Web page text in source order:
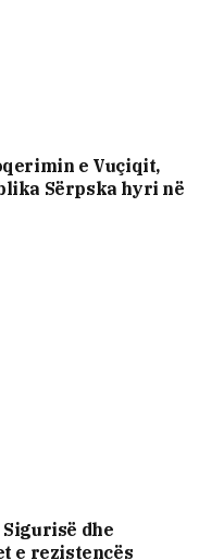
e Vuçiqit,
Sërpska hyri në
dhe
e rezistencës